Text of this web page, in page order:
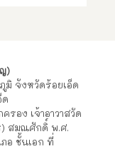
)
มิ จังหวัดร้อยเอ็ด
ด
อง เจ้าอาวาสวัด
) สมณศักดิ์ พ.ศ.
อ ชั้นเอก ที่